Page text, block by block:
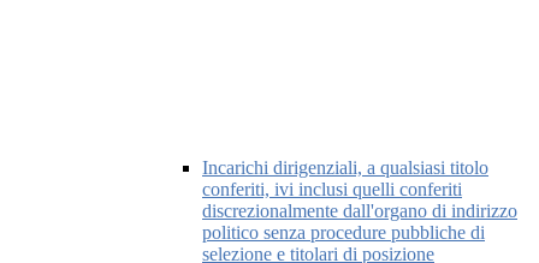
Incarichi dirigenziali, a qualsiasi titolo
conferiti, ivi inclusi quelli conferiti
discrezionalmente dall'organo di indirizzo
politico senza procedure pubbliche di
selezione e titolari di posizione